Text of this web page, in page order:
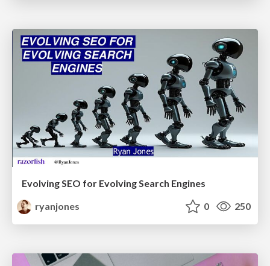
Evolving SEO for Evolving Search Engines
ryanjones
0 250